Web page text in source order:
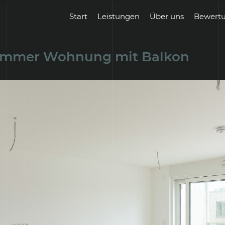
Start Leistungen Über uns
Wohnung mit Balkon